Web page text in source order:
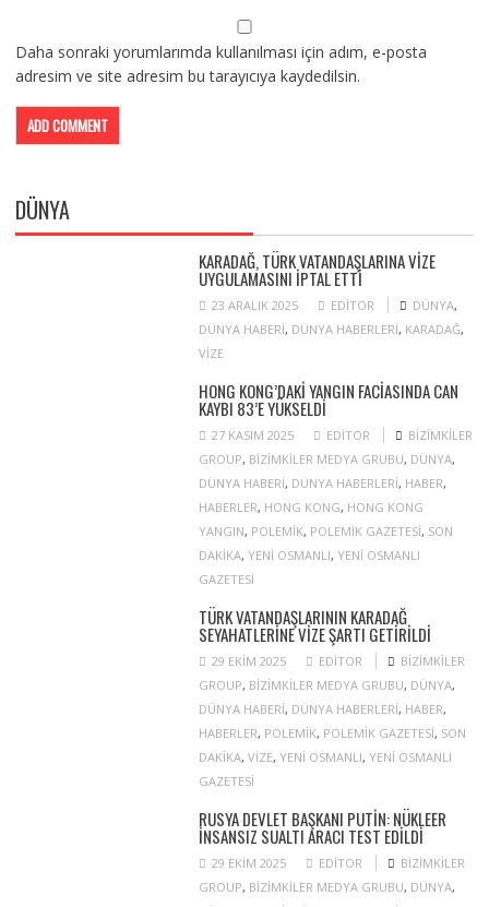
Daha sonraki yorumlarımda kullanılması için adım, e-posta
adresim ve site adresim bu tarayıcıya kaydedilsin.
DÜNYA
KARADAĞ, TÜRK VATANDAŞLARINA VIZE
UYGULAMASINI IPTAL ETTI
23 ARALIK 2025 EDITOR DÜNYA,
DÜNYA HABERI, DÜNYA HABERLERI, KARADAĞ,
VIZE
HONG KONG’DAKI YANGIN FACIASINDA CAN
KAYBI 83’E YÜKSELDI
27 KASIM 2025 EDITOR
BIZIMKILER
GROUP, BIZIMKILER MEDYA GRUBU, DÜNYA,
DÜNYA HABERI, DÜNYA HABERLERI, HABER,
HABERLER, HONG KONG, HONG KONG
YANGIN, POLEMIK, POLEMIK GAZETESI, SON
DAKIKA, YENI OSMANLI, YENI OSMANLI
GAZETESI
TÜRK VATANDAŞLARININ KARADAĞ
SEYAHATLERINE VIZE ŞARTI GETIRILDI
29 EKIM 2025 EDITOR
BIZIMKILER
GROUP, BIZIMKILER MEDYA GRUBU, DÜNYA,
DÜNYA HABERI, DÜNYA HABERLERI, HABER,
HABERLER, POLEMIK, POLEMIK GAZETESI, SON
DAKIKA, VIZE, YENI OSMANLI, YENI OSMANLI
GAZETESI
RUSYA DEVLET BAŞKANI PUTIN: NÜKLEER
INSANSIZ SUALTI ARACI TEST EDILDI
29 EKIM 2025 EDITOR
BIZIMKILER
GROUP, BIZIMKILER MEDYA GRUBU, DÜNYA,